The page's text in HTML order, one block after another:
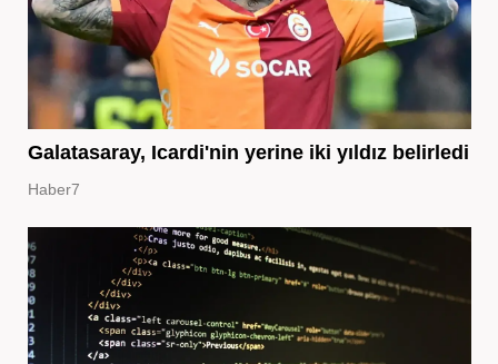
Galatasaray, Icardi'nin yerine iki yıldız belirledi
Haber7